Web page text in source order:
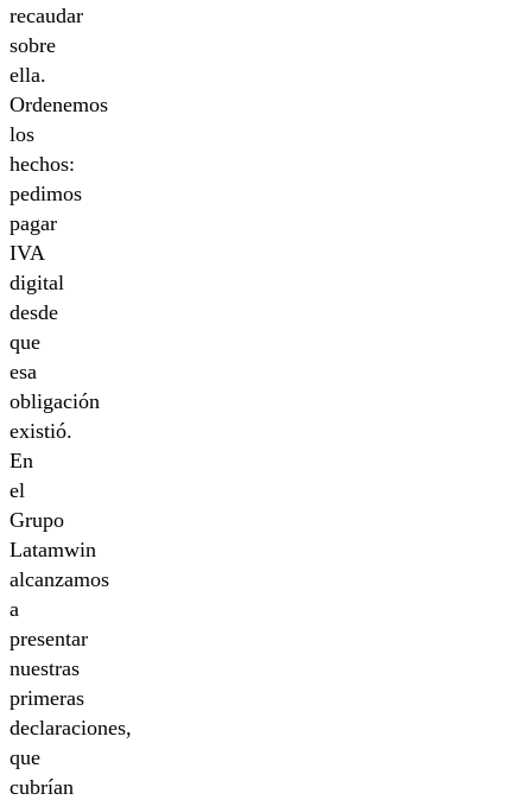
recaudar
sobre
ella.
Ordenemos
los
hechos:
pedimos
pagar
IVA
digital
desde
que
esa
obligación
existió.
En
el
Grupo
Latamwin
alcanzamos
a
presentar
nuestras
primeras
declaraciones,
que
cubrían